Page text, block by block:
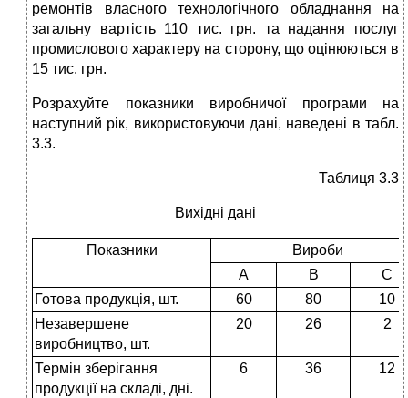
ремонтів власного технологічного обладнання на
загальну вартість 110 тис. грн. та надання послуг
промислового характеру на сторону, що оцінюються в
15 тис. грн.
Розрахуйте показники виробничої програми на
наступний рік, використовуючи дані, наведені в табл.
3.3.
Таблиця 3.3
Вихідні дані
Показники
Вироби
А
В
С
Готова продукція, шт.
60 80
10
Незавершене
виробництво, шт.
20 26 2
Термін зберігання
продукції на складі, дні.
6 36 12